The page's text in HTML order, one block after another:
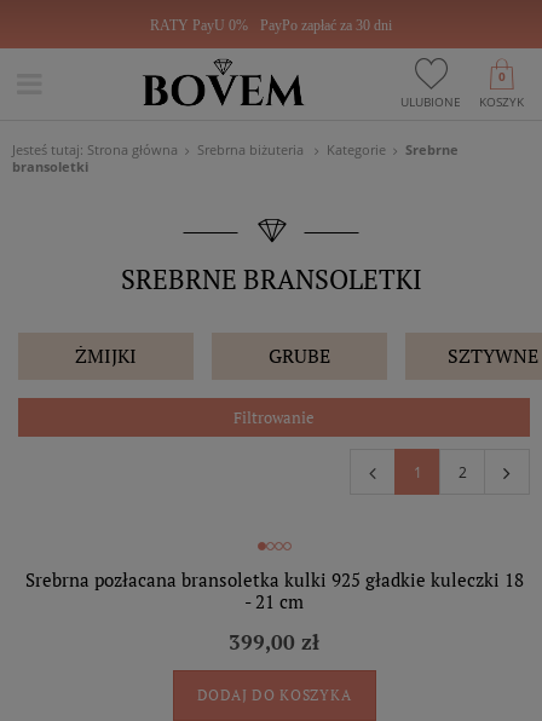
RATY PayU 0% PayPo zapłać za 30 dni
ULUBIONE KOSZYK
0
Jesteś tutaj: Strona główna Srebrna biżuteria Kategorie
Srebrne
bransoletki
SREBRNE BRANSOLETKI
ŻMIJKI GRUBE SZTYWNE
Filtrowanie
1 2
Srebrna pozłacana bransoletka kulki 925 gładkie kuleczki 18
- 21 cm
399,00 zł
DODAJ DO KOSZYKA